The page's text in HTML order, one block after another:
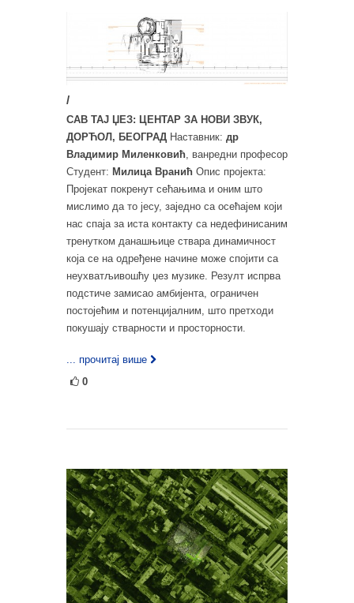
/
САВ ТАЈ ЏЕЗ: ЦЕНТАР ЗА НОВИ ЗВУК,
ДОРЋОЛ, БЕОГРАД Наставник: др
Владимир Миленковић, ванредни професор
Студент: Милица Вранић Опис пројекта:
Пројекат покренут сећањима и оним што
мислимо да то јесу, заједно са осећајем који
нас спаја за иста контакту са недефинисаним
тренутком данашњице ствара динамичност
која се на одређене начине може спојити са
неухватљивошћу џез музике. Резулт испрва
подстиче замисао амбијента, ограничен
постојећим и потенцијалним, што претходи
покушају стварности и просторности.
... прочитај више
0